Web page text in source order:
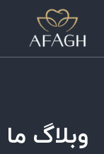
وبلاگ ما